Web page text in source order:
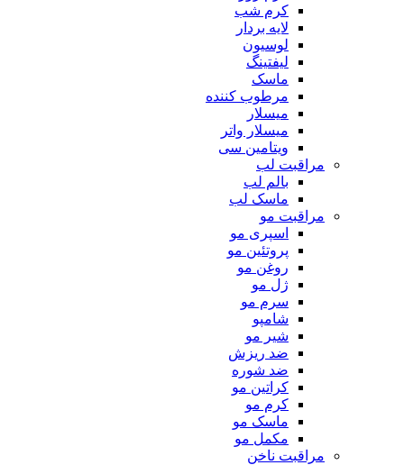
کرم شب
لایه بردار
لوسیون
لیفتینگ
ماسک
مرطوب کننده
میسلار
میسلار واتر
ویتامین سی
مراقبت لب
بالم لب
ماسک لب
مراقبت مو
اسپری مو
پروتئین مو
روغن مو
ژل مو
سرم مو
شامپو
شیر مو
ضد ریزش
ضد شوره
کراتین مو
کرم مو
ماسک مو
مکمل مو
مراقبت ناخن